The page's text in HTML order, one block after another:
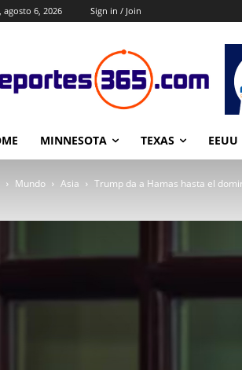
agosto 6, 2026 Sign in / Join
MINNESOTA TEXAS EEUU
Mundo Asia Trump da a Hamas hasta el